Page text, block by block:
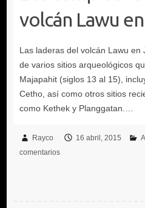
volcán Lawu
Rayco 16 abril, 2015
comentarios